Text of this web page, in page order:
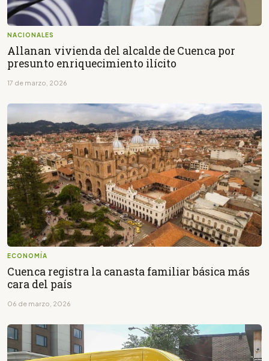
NACIONALES
Allanan vivienda del alcalde de Cuenca por
presunto enriquecimiento ilícito
17 de marzo, 2026
ECONOMÍA
Cuenca registra la canasta familiar básica más
cara del país
06 de marzo, 2026